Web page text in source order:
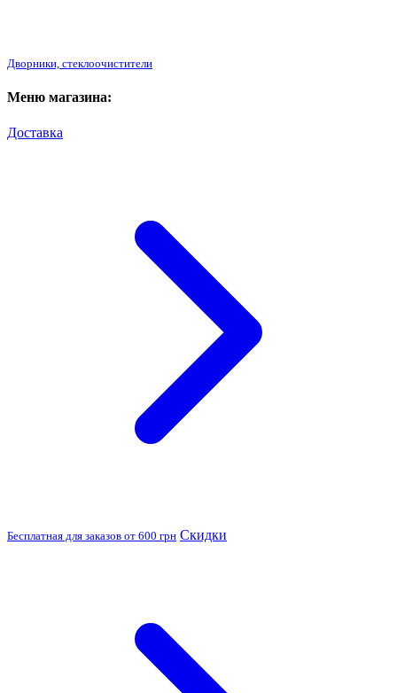
Дворники, стеклоочистители
Меню магазина:
Доставка
Бесплатная для заказов от 600 грн Скидки